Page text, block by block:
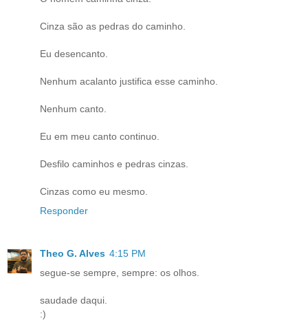
Cinza são as pedras do caminho.
Eu desencanto.
Nenhum acalanto justifica esse caminho.
Nenhum canto.
Eu em meu canto continuo.
Desfilo caminhos e pedras cinzas.
Cinzas como eu mesmo.
Responder
Theo G. Alves 4:15 PM
segue-se sempre, sempre: os olhos.
saudade daqui.
:)